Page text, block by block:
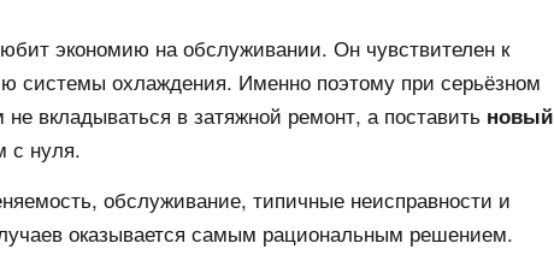
экономию на обслуживании. Он чувствителен к
системы охлаждения. Именно поэтому при серьёзном
вкладываться в затяжной ремонт, а поставить новый
с нуля.
обслуживание, типичные неисправности и
оказывается самым рациональным решением.